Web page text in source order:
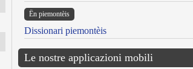
Ën piemontèis
Dissionari piemontèis
Le nostre applicazioni mobili